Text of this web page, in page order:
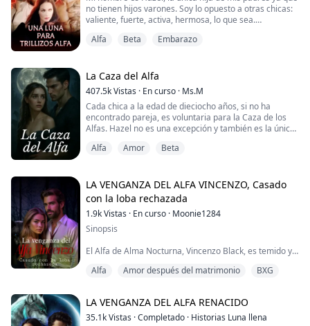
Como la hija del Beta del clan Luna Creciente, se
suponí...
no tienen hijos varones. Soy lo opuesto a otras chicas:
valiente, fuerte, activa, hermosa, lo que sea.
Mi vida se volvió caótica cuando descubrí que soy la
algún poder misterioso oculto y un destino del que no
puedo escapar...
Con la rev...
Alfa Beta Embarazo
La Caza del Alfa
407.5kVistas · En curso · Ms.M
Cada chica a la edad de dieciocho años, si no ha
encontrado pareja, es voluntaria para la Caza de los
Alfas. Hazel no es una excepción y también es la única
Alfa fuerte que la cuide, sino más bien como una
Si es reclamada, será suya. Si no lo es, r...
Alfa Amor Beta
LA VENGANZA DEL ALFA VINCENZO, Casado
con la loba rechazada
1.9kVistas · En curso · Moonie1284
Sinopsis
El Alfa de Alma Nocturna, Vincenzo Black, es temido y
admite dudas. Pero incluso el lobo más dominante
prometida, la que debía ser su Luna, en la cama de su
Beta, su mano derecha, su hermano de manada.
Alfa Amor después del matrimonio BXG
LA VENGANZA DEL ALFA RENACIDO
35.1kVistas ·Completado · Historias Luna llena